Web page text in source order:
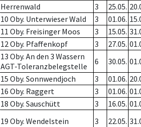
Herrenwald 3 25.05.
10 Oby. Unterwieser Wald 3 01.06.
11 Oby. Freisinger Moos 3 15.05.
12 Oby. Pfaffenkopf 3 27.05.
13 Oby. An den 3 Wassern
AGT-Toleranzbelegstelle
6 30.05.
15 Oby. Sonnwendjoch 3 01.06.
16 Oby. Raggert 3 01.06.
18 Oby. Sauschütt 3 16.05.
19 Oby. Wendelstein 3 22.05.